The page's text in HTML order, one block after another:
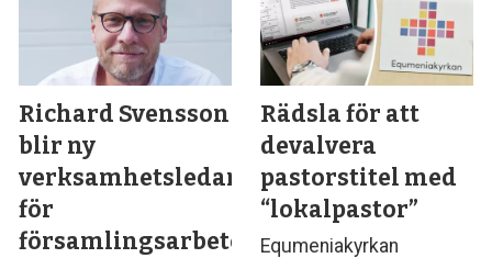
Richard Svensson
blir ny
verksamhetsledare
för
församlingsarbete
Rädsla för att
devalvera
pastorstitel med
“lokalpastor”
Equmeniakyrkan